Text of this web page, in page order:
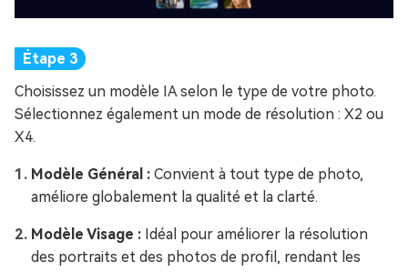
Choisissez un modèle IA selon le type de votre photo.
Sélectionnez également un mode de résolution : X2 ou
X4.
Modèle Général : Convient à tout type de photo,
améliore globalement la qualité et la clarté.
Modèle Visage : Idéal pour améliorer la résolution
des portraits et des photos de profil, rendant les